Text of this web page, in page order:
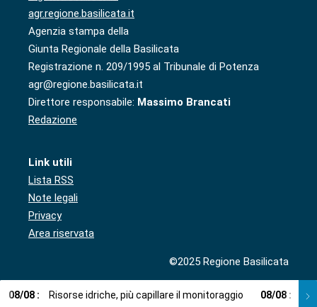
agr.regione.basilicata.it
Agenzia stampa della
Giunta Regionale della Basilicata
Registrazione n. 209/1995 al Tribunale di Potenza
agr@regione.basilicata.it
Direttore responsabile: Massimo Brancati
Redazione
Link utili
Lista RSS
Note legali
Privacy
Area riservata
©2025 Regione Basilicata
08/08 : Risorse idriche, più capillare il monitoraggio 08/08 :